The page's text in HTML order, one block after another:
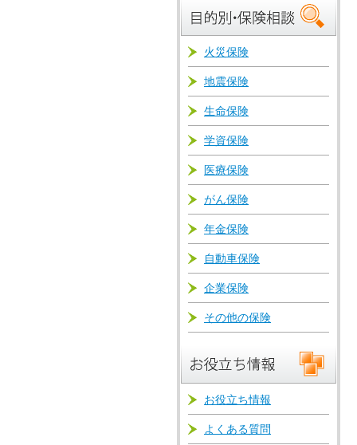
火災保険
地震保険
生命保険
学資保険
医療保険
がん保険
年金保険
自動車保険
企業保険
その他の保険
お役立ち情報
よくある質問